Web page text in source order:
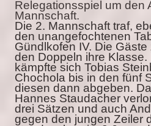
Relegationsspiel um den
Mannschaft.
Die 2. Mannschaft traf,
den unangefochtenen
Gündlkofen IV. Die
den Doppeln ihre Klasse.
kämpfte sich Tobias
Chochola bis in den fünf
diesen dann abgeben.
Hannes Staudacher
drei Sätzen und auch
gegen den jungen Zeiler